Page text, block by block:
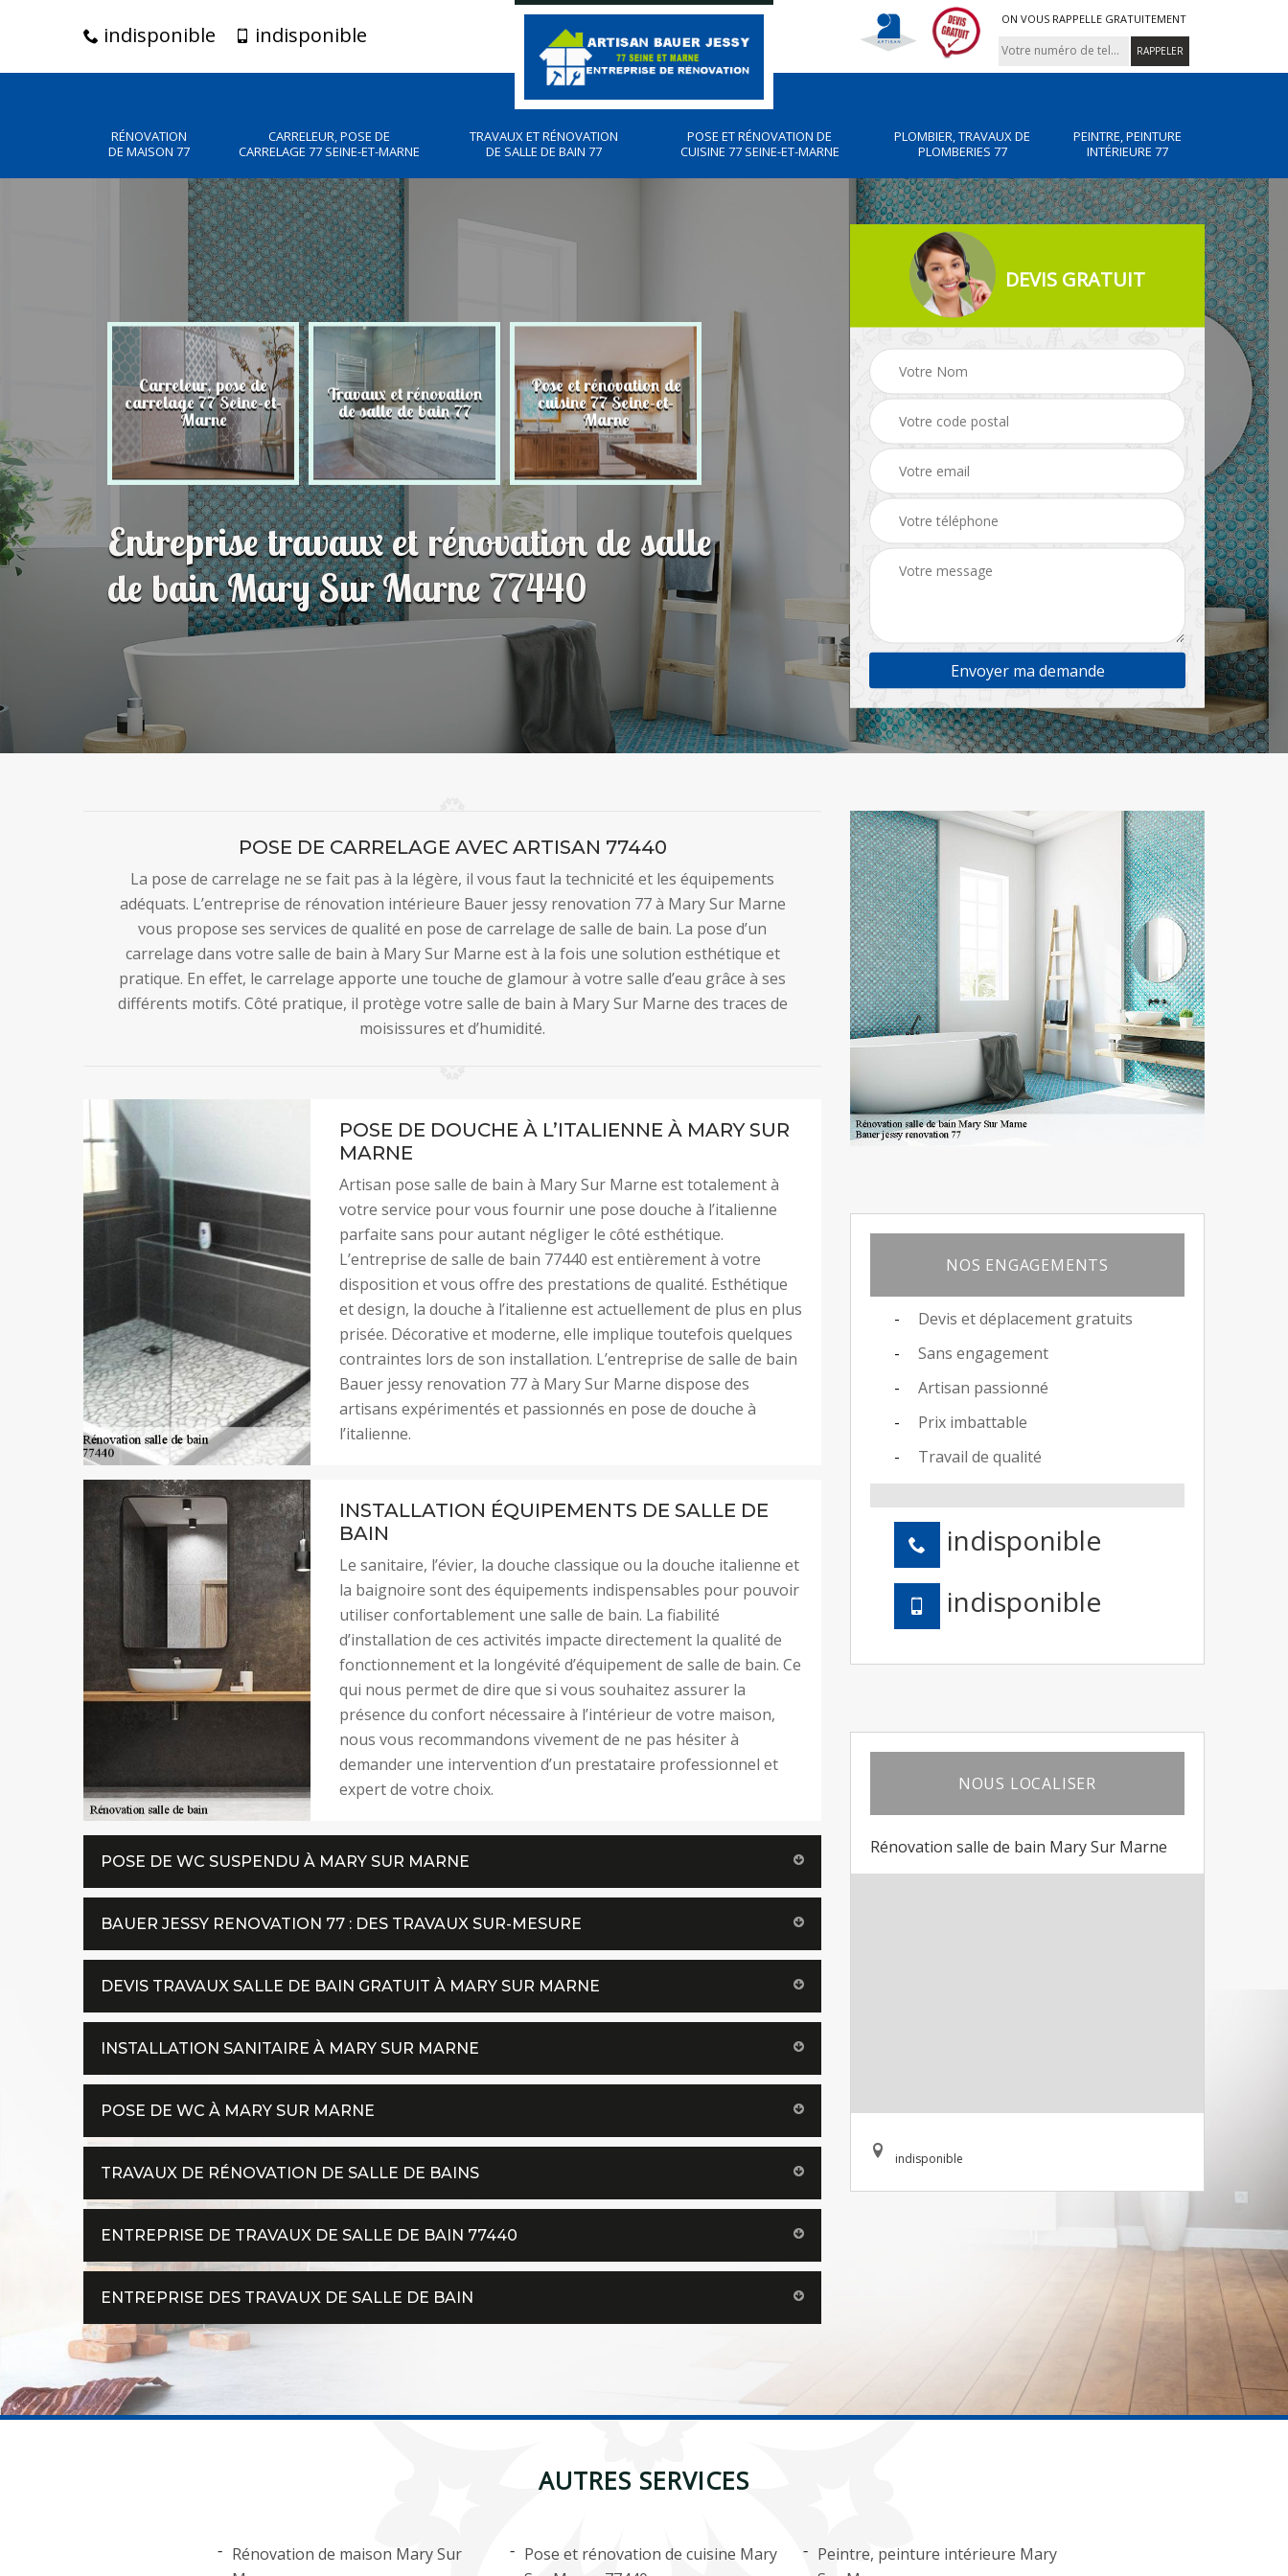
indisponible indisponible
ON VOUS RAPPELLE GRATUITEMENT
RÉNOVATION
DE MAISON 77
CARRELEUR, POSE DE
CARRELAGE 77 SEINE-ET-MARNE
TRAVAUX ET RÉNOVATION
DE SALLE DE BAIN 77
POSE ET RÉNOVATION DE
CUISINE 77 SEINE-ET-MARNE
PLOMBIER, TRAVAUX DE
PLOMBERIES 77
PEINTRE, PEINTURE
INTÉRIEURE 77
Carreleur, pose de
carrelage 77 Seine-et-
Marne
Travaux et rénovation
de salle de bain 77
Pose et rénovation de
cuisine 77 Seine-et-
Marne
Plombier, travaux de Peintre, peinture
intérieure 77
Rénovation de maison
Entreprise travaux et rénovation de salle
de bain Mary Sur Marne 77440
DEVIS GRATUIT
POSE DE CARRELAGE AVEC ARTISAN 77440
La pose de carrelage ne se fait pas à la légère, il vous faut la technicité et les équipements
adéquats. L’entreprise de rénovation intérieure Bauer jessy renovation 77 à Mary Sur Marne
vous propose ses services de qualité en pose de carrelage de salle de bain. La pose d’un
carrelage dans votre salle de bain à Mary Sur Marne est à la fois une solution esthétique et
pratique. En effet, le carrelage apporte une touche de glamour à votre salle d’eau grâce à ses
différents motifs. Côté pratique, il protège votre salle de bain à Mary Sur Marne des traces de
moisissures et d’humidité.
POSE DE DOUCHE À L’ITALIENNE À MARY SUR
MARNE
Artisan pose salle de bain à Mary Sur Marne est totalement à
votre service pour vous fournir une pose douche à l’italienne
parfaite sans pour autant négliger le côté esthétique.
L’entreprise de salle de bain 77440 est entièrement à votre
disposition et vous offre des prestations de qualité. Esthétique
et design, la douche à l’italienne est actuellement de plus en plus
prisée. Décorative et moderne, elle implique toutefois quelques
contraintes lors de son installation. L’entreprise de salle de bain
Bauer jessy renovation 77 à Mary Sur Marne dispose des
artisans expérimentés et passionnés en pose de douche à
l’italienne.
INSTALLATION ÉQUIPEMENTS DE SALLE DE
BAIN
Le sanitaire, l’évier, la douche classique ou la douche italienne et
la baignoire sont des équipements indispensables pour pouvoir
utiliser confortablement une salle de bain. La fiabilité
d’installation de ces activités impacte directement la qualité de
fonctionnement et la longévité d’équipement de salle de bain. Ce
qui nous permet de dire que si vous souhaitez assurer la
présence du confort nécessaire à l’intérieur de votre maison,
nous vous recommandons vivement de ne pas hésiter à
demander une intervention d’un prestataire professionnel et
expert de votre choix.
POSE DE WC SUSPENDU À MARY SUR MARNE
BAUER JESSY RENOVATION 77 : DES TRAVAUX SUR-MESURE
DEVIS TRAVAUX SALLE DE BAIN GRATUIT À MARY SUR MARNE
INSTALLATION SANITAIRE À MARY SUR MARNE
POSE DE WC À MARY SUR MARNE
TRAVAUX DE RÉNOVATION DE SALLE DE BAINS
ENTREPRISE DE TRAVAUX DE SALLE DE BAIN 77440
ENTREPRISE DES TRAVAUX DE SALLE DE BAIN
NOS ENGAGEMENTS
Devis et déplacement gratuits
Sans engagement
Artisan passionné
Prix imbattable
Travail de qualité
indisponible
indisponible
NOUS LOCALISER
Rénovation salle de bain Mary Sur Marne
indisponible
AUTRES SERVICES
Rénovation de maison Mary Sur
Pose et rénovation de cuisine Mary
Peintre, peinture intérieure Mary